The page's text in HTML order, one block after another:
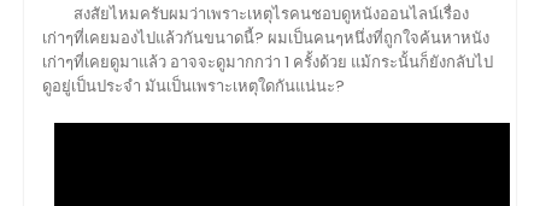
สงสัยไหมครับผมว่าเพราะเหตุไรคนชอบดูหนังออนไลน์เรื่อง
เก่าๆที่เคยมองไปแล้วกันขนาดนี้? ผมเป็นคนๆหนึ่งที่ถูกใจค้นหาหนัง
เก่าๆที่เคยดูมาแล้ว อาจจะดูมากกว่า 1 ครั้งด้วย แม้กระนั้นก็ยังกลับไป
ดูอยู่เป็นประจำ มันเป็นเพราะเหตุใดกันแน่นะ?